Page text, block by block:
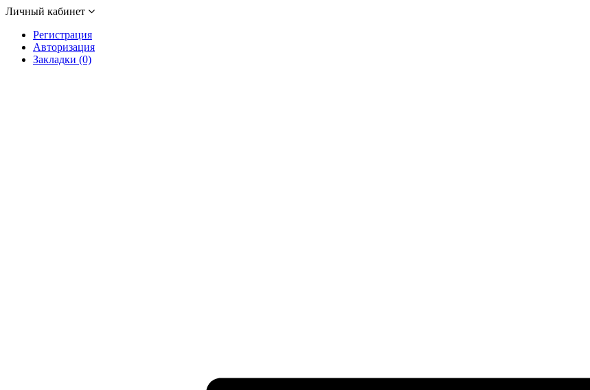
Личный кабинет
Регистрация
Авторизация
Закладки (0)